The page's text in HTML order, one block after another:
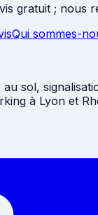
gratuit ; nous
Qui sommes-
au sol,
à Lyon et